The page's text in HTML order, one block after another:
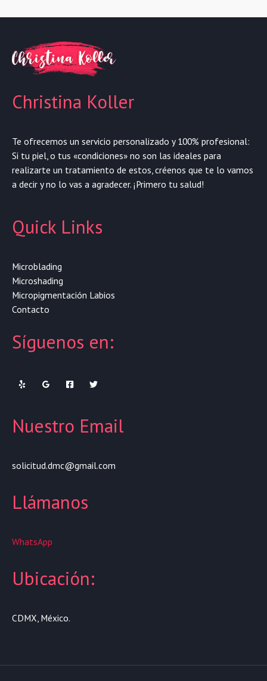
Christina Koller
Te ofrecemos un servicio personalizado y 100% profesional:
Si tu piel, o tus «condiciones» no son las ideales para
realizarte un tratamiento de estos, créenos que te lo vamos
a decir y no lo vas a agradecer. ¡Primero tu salud!
Quick Links
Microblading
Microshading
Micropigmentación Labios
Contacto
Síguenos en:
Nuestro Email
solicitud.dmc@gmail.com
Llámanos
WhatsApp
Ubicación:
CDMX, México.